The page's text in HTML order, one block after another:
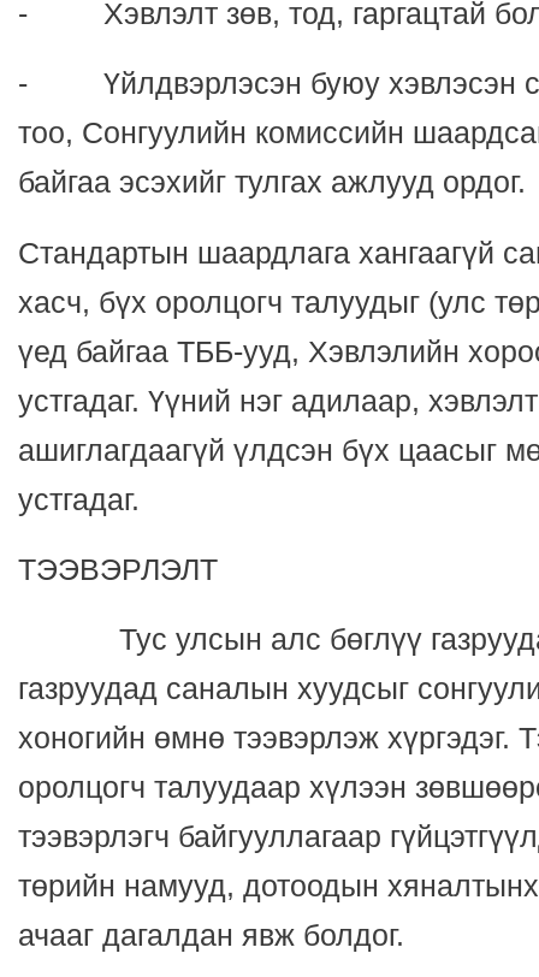
- Хэвлэлт зөв, тод, гаргацтай
- Үйлдвэрлэсэн буюу хэвлэсэн
тоо, Сонгуулийн комиссийн
байгаа эсэхийг тулгах ажлууд ордог.
Стандартын шаардлага хангаагүй
хасч, бүх оролцогч талуудыг (улс
үед байгаа ТББ-ууд, Хэвлэлийн
устгадаг. Үүний нэг адилаар,
ашиглагдаагүй үлдсэн бүх цаасыг
устгадаг.
ТЭЭВЭРЛЭЛТ
Тус улсын алс бөглүү
газруудад саналын хуудсыг
хоногийн өмнө тээвэрлэж хүргэдэг.
оролцогч талуудаар хүлээн
тээвэрлэгч байгууллагаар
төрийн намууд, дотоодын
ачааг дагалдан явж болдог.